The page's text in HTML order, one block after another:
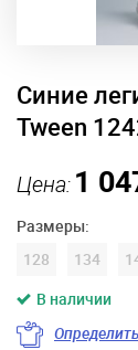
Синие
Tween
Цена:1
Размеры:
128
134
В наличии